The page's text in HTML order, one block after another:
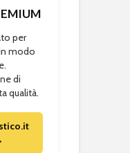
per
modo
di
qualità.